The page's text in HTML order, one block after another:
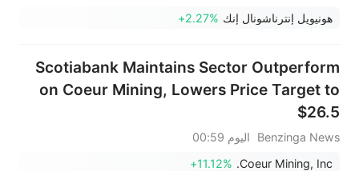
هونيويل إنترناشونال إنك +2.27%
Scotiabank Maintains Sector Outperform
on Coeur Mining, Lowers Price Target to
$26.5
Benzinga News
اليوم 00:59
Coeur Mining, Inc.
+11.12%